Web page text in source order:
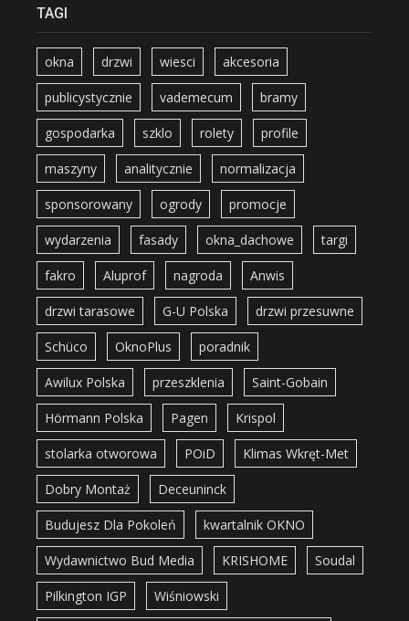
TAGI
okna drzwi wiesci akcesoria
publicystycznie vademecum bramy
gospodarka szklo rolety profile
maszyny analitycznie normalizacja
sponsorowany ogrody promocje
wydarzenia fasady okna_dachowe targi
fakro Aluprof nagroda Anwis
drzwi tarasowe G-U Polska drzwi przesuwne
Schüco OknoPlus poradnik
Awilux Polska przeszklenia Saint-Gobain
Hörmann Polska Pagen Krispol
stolarka otworowa POiD Klimas Wkręt-Met
Dobry Montaż Deceuninck
Budujesz Dla Pokoleń kwartalnik OKNO
Wydawnictwo Bud Media KRISHOME Soudal
Pilkington IGP Wiśniowski